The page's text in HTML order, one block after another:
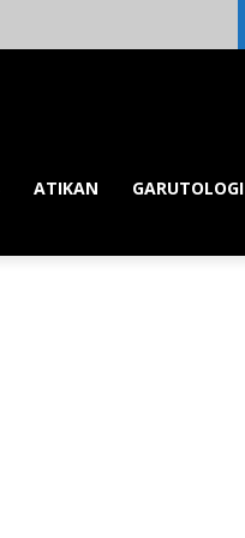
ATIKAN GARUTOLOGI